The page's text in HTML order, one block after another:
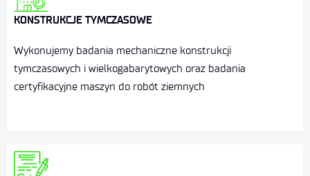
KONSTRUKCJE TYMCZASOWE
Wykonujemy badania mechaniczne konstrukcji
tymczasowych i wielkogabarytowych oraz badania
certyfikacyjne maszyn do robót ziemnych